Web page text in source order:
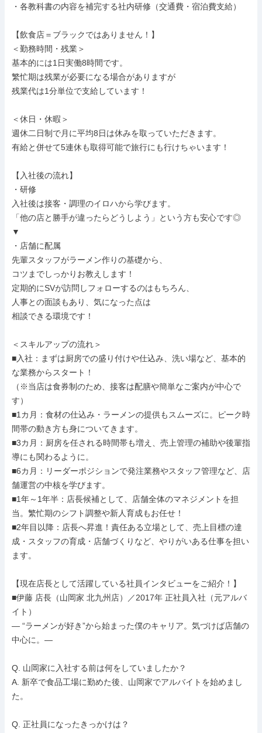
・各教科書の内容を補完する社内研修（交通費・宿泊費支給）
【飲食店＝ブラックではありません！】
＜勤務時間・残業＞
基本的には1日実働8時間です。
繁忙期は残業が必要になる場合がありますが
残業代は1分単位で支給しています！
＜休日・休暇＞
週休二日制で月に平均8日は休みを取っていただきます。
有給と併せて5連休も取得可能で旅行にも行けちゃいます！
【入社後の流れ】
・研修
入社後は接客・調理のイロハから学びます。
「他の店と勝手が違ったらどうしよう」という方も安心です◎
▼
・店舗に配属
先輩スタッフがラーメン作りの基礎から、
コツまでしっかりお教えします！
定期的にSVが訪問しフォローするのはもちろん、
人事との面談もあり、気になった点は
相談できる環境です！
＜スキルアップの流れ＞
■入社：まずは厨房での盛り付けや仕込み、洗い場など、基本的
な業務からスタート！
（※当店は食券制のため、接客は配膳や簡単なご案内が中心で
す）
■1カ月：食材の仕込み・ラーメンの提供もスムーズに。ピーク時
間帯の動き方も身についてきます。
■3カ月：厨房を任される時間帯も増え、売上管理の補助や後輩指
導にも関わるように。
■6カ月：リーダーポジションで発注業務やスタッフ管理など、店
舗運営の中核を学びます。
■1年～1年半：店長候補として、店舗全体のマネジメントを担
当。繁忙期のシフト調整や新人育成もお任せ！
■2年目以降：店長へ昇進！責任ある立場として、売上目標の達
成・スタッフの育成・店舗づくりなど、やりがいある仕事を担い
ます。
【現在店長として活躍している社員インタビューをご紹介！】
■伊藤 店長（山岡家 北九州店）／2017年 正社員入社（元アルバ
イト）
― “ラーメンが好き”から始まった僕のキャリア。気づけば店舗の
中心に。―
Q. 山岡家に入社する前は何をしていましたか？
A. 新卒で食品工場に勤めた後、山岡家でアルバイトを始めまし
た。
Q. 正社員になったきっかけは？